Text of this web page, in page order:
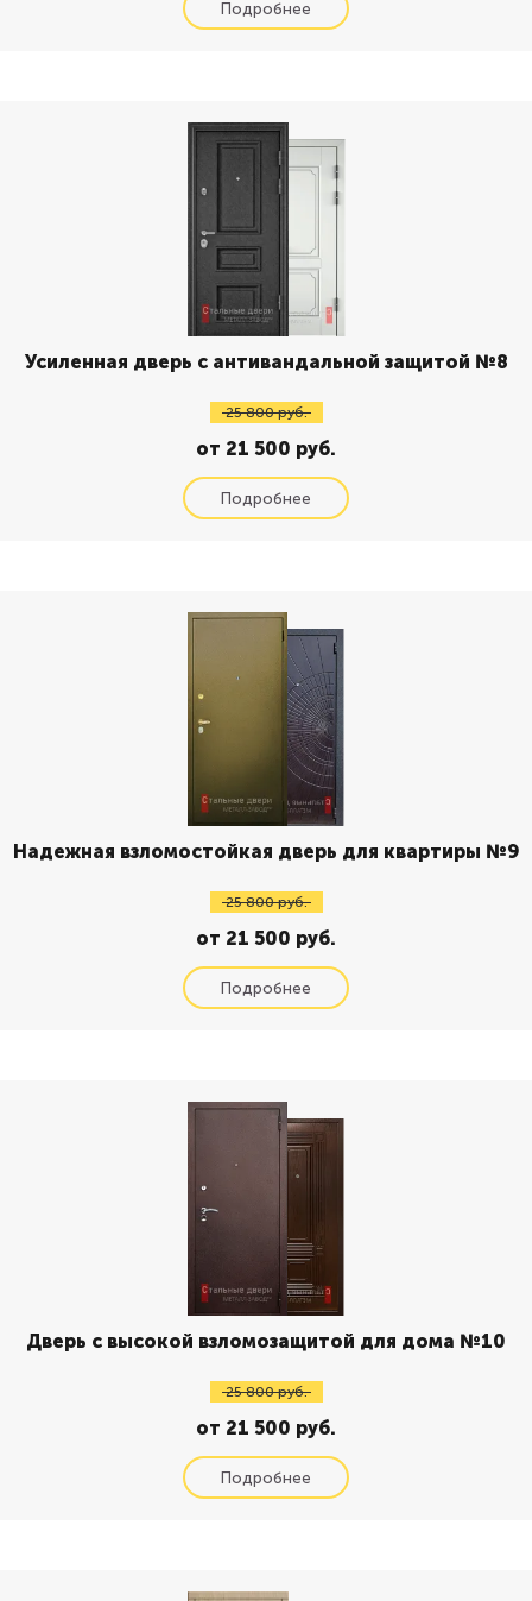
Усиленная дверь с антивандальной защитой №8
25 800 руб.
от 21 500 руб.
Надежная взломостойкая дверь для квартиры №9
25 800 руб.
от 21 500 руб.
Дверь с высокой взломозащитой для дома №10
25 800 руб.
от 21 500 руб.